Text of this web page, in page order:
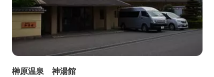
榊原温泉 神湯館